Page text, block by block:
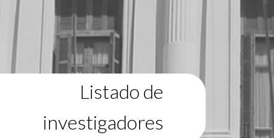
Listado de
investigadores